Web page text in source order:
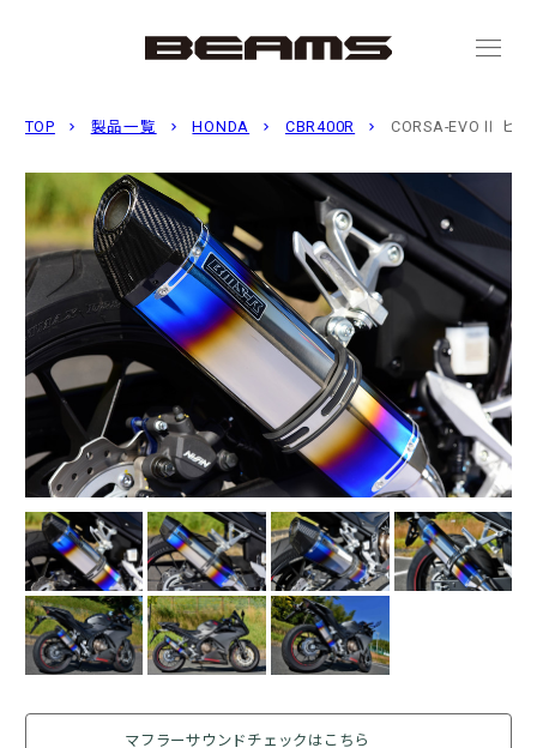
menu
TOP 製品一覧 HONDA CBR400R CORSA-EVOⅡ ヒ
マフラーサウンドチェックはこちら